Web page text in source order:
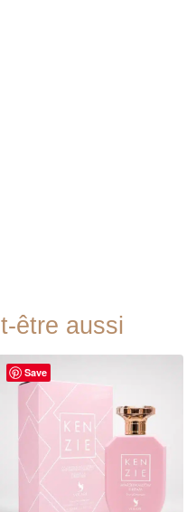
être aussi
Save